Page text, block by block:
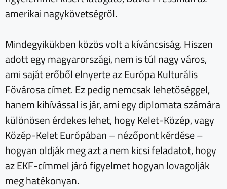
amerikai nagykövetségről.
Mindegyikükben közös volt a kíváncsiság. Hiszen
adott egy magyarországi, nem is túl nagy város,
ami saját erőből elnyerte az Európa Kulturális
Fővárosa címet. Ez pedig nemcsak lehetőséggel,
hanem kihívással is jár, ami egy diplomata számára
különösen érdekes lehet, hogy Kelet-Közép, vagy
Közép-Kelet Európában – nézőpont kérdése –
hogyan oldják meg azt a nem kicsi feladatot, hogy
az EKF-címmel járó figyelmet hogyan lovagolják
meg hatékonyan.